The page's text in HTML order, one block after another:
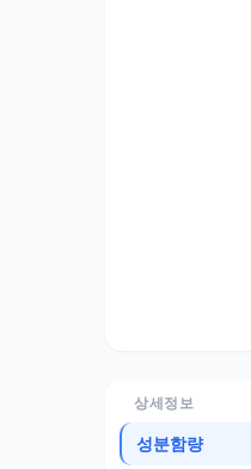
상세정보
성분함량